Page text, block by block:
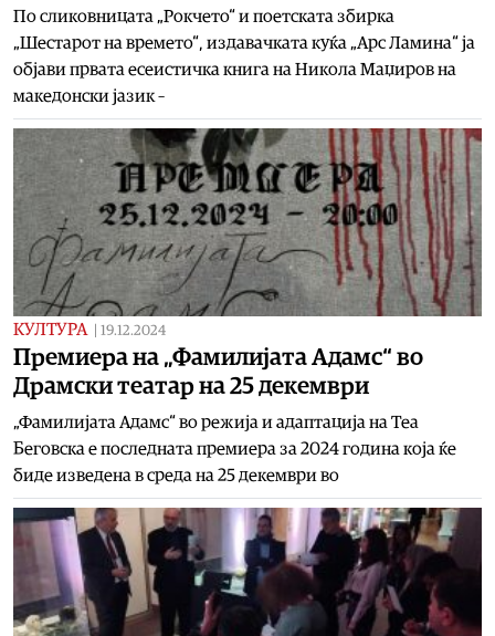
По сликовницата „Рокчето“ и поетската збирка
„Шестарот на времето“, издавачката куќа „Арс Ламина“ ја
објави првата есеистичка книга на Никола Маџиров на
македонски јазик –
КУЛТУРА 19.12.2024
Премиера на „Фамилијата Адамс“ во
Драмски театар на 25 декември
„Фамилијата Адамс“ во режија и адаптација на Теа
Беговска е последната премиера за 2024 година која ќе
биде изведена в среда на 25 декември во